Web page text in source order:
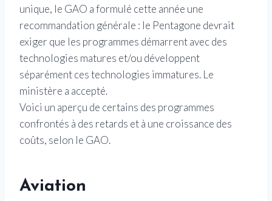
unique, le GAO a formulé cette année une
recommandation générale : le Pentagone devrait
exiger que les programmes démarrent avec des
technologies matures et/ou développent
séparément ces technologies immatures. Le
ministère a accepté.
Voici un aperçu de certains des programmes
confrontés à des retards et à une croissance des
coûts, selon le GAO.
Aviation